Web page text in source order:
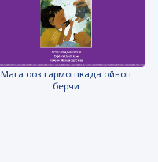
Мага ооз гармошкада ойноп
берчи